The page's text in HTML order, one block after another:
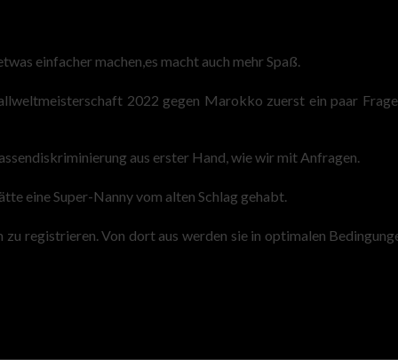
einfacher machen,es macht auch mehr Spaß.
2022 gegen Marokko zuerst ein paar
aus erster Hand, wie wir mit Anfragen.
eine Super-Nanny vom alten Schlag gehabt.
registrieren. Von dort aus werden sie in optimalen